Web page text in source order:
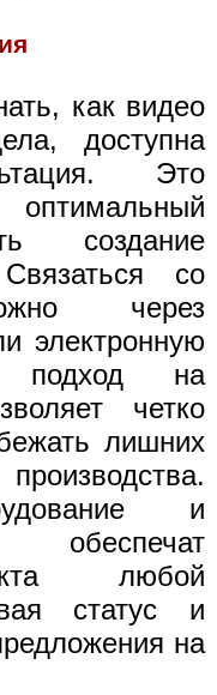
как видео
доступна
Это
создание
со
через
электронную
подход на
четко
лишних
и
обеспечат
любой
статус и
на